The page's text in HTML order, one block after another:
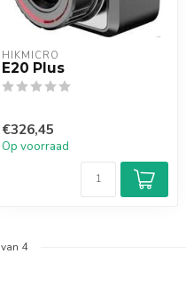
HIKMICRO
E20 Plus
€326,45
Op voorraad
van 4